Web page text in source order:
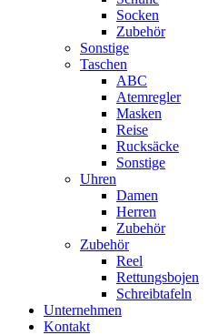
Socken
Zubehör
Sonstige
Taschen
ABC
Atemregler
Masken
Reise
Rucksäcke
Sonstige
Uhren
Damen
Herren
Zubehör
Zubehör
Reel
Rettungsbojen
Schreibtafeln
Unternehmen
Kontakt